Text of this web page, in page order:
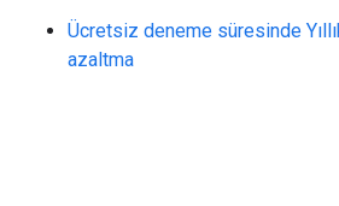
Ücretsiz deneme süresinde
azaltma